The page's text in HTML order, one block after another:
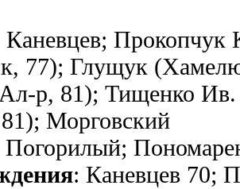
Каневцев; Прокопчук
77); Глущук
р, 81); Тищенко
Морговский
Погорилый;
: Каневцев 70;